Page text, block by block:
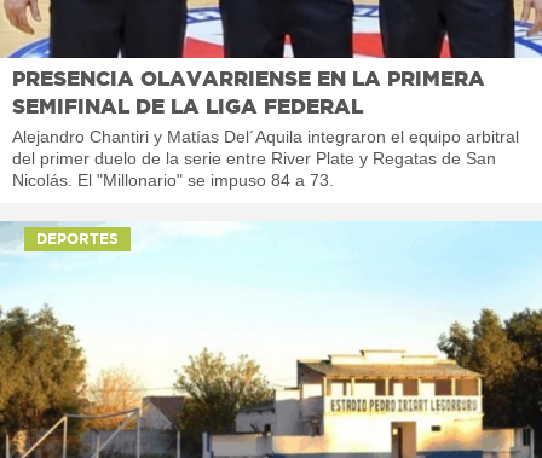
PRESENCIA OLAVARRIENSE EN LA PRIMERA
SEMIFINAL DE LA LIGA FEDERAL
Alejandro Chantiri y Matías Del´Aquila integraron el equipo arbitral
del primer duelo de la serie entre River Plate y Regatas de San
Nicolás. El "Millonario" se impuso 84 a 73.
DEPORTES